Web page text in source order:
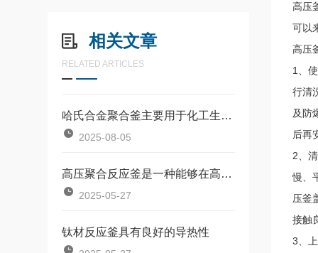
相关文章
RELATED ARTICLES
哈氏合金聚合釜主要用于化工生产中高温高压条件下的催化加氢反应
2025-08-05
高压聚合反应釜是一种能够在高压条件下进行聚合反应的设备
2025-05-27
钛材反应釜具有良好的导热性
高压
可以
高压
1、
行清
及防
后再
2、
慢、
压釜
接触
3、